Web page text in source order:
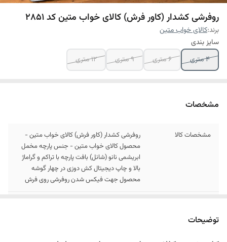
روفرشی کشدار (کاور فرش) کالای خواب متین کد 2851
برند:کالای خواب متین
سایز بندی
4 متری
6 متری 9 متری 12 متری
مشخصات
مشخصات کالا
روفرشی کشدار (کاور فرش) کالای خواب متین -
محصول کالای خواب متین - جنس پارچه مخمل
ابریشمی نانو (شانل) بافت پارچه با تراکم و گراماژ
بالا و چاپ دیجیتال کش دوزی در چهار گوشه
محصول جهت فیکس شدن روفرشی روی فرش
توضیحات